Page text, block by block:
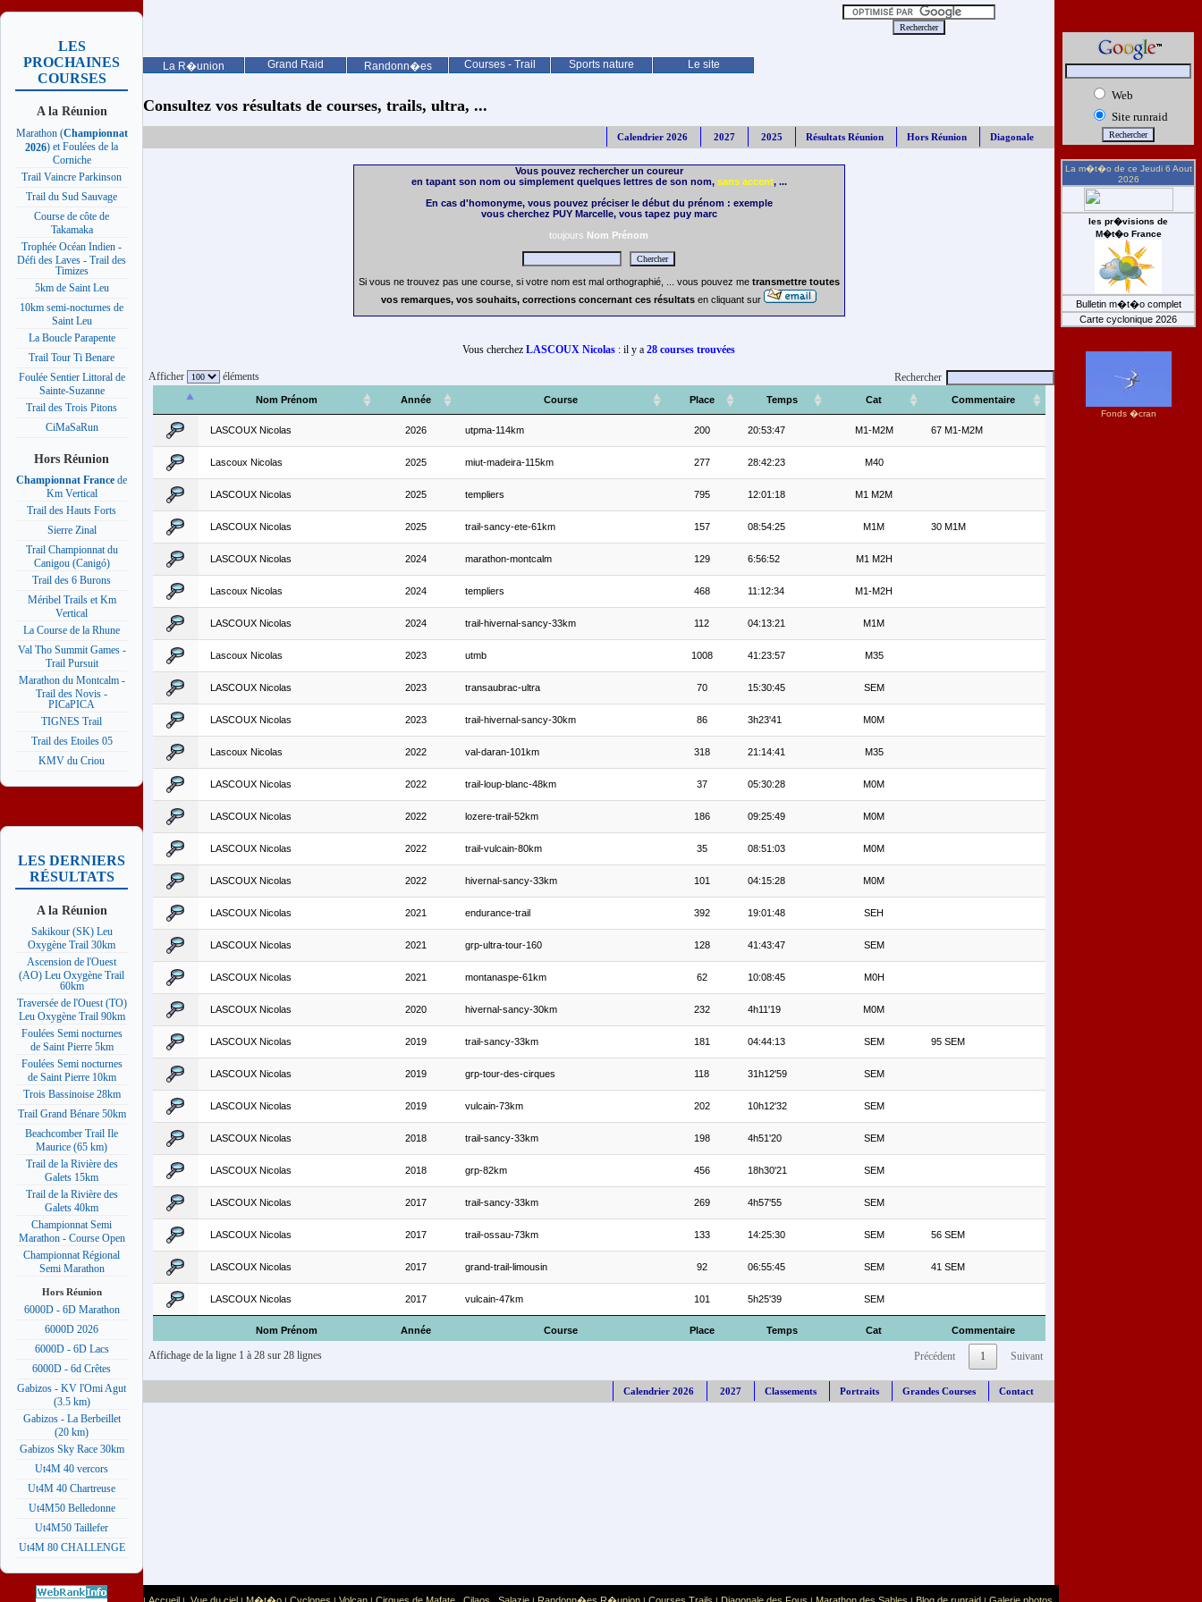
La R�union Grand Raid Randonn�es Courses - Trail Sports nature Le site
LES
PROCHAINES
COURSES
A la Réunion
Marathon (Championnat
2026) et Foulées de la
Corniche
Trail Vaincre Parkinson
Trail du Sud Sauvage
Course de côte de
Takamaka
Trophée Océan Indien -
Défi des Laves - Trail des
Timizes
5km de Saint Leu
10km semi-nocturnes de
Saint Leu
La Boucle Parapente
Trail Tour Ti Benare
Foulée Sentier Littoral de
Sainte-Suzanne
Trail des Trois Pitons
CiMaSaRun
Hors Réunion
Championnat France de
Km Vertical
Trail des Hauts Forts
Sierre Zinal
Trail Championnat du
Canigou (Canigó)
Trail des 6 Burons
Méribel Trails et Km
Vertical
La Course de la Rhune
Val Tho Summit Games -
Trail Pursuit
Marathon du Montcalm -
Trail des Novis -
PICaPICA
TIGNES Trail
Trail des Etoiles 05
KMV du Criou
LES DERNIERS
RÉSULTATS
A la Réunion
Sakikour (SK) Leu
Oxygène Trail 30km
Ascension de l'Ouest
(AO) Leu Oxygène Trail
60km
Traversée de l'Ouest (TO)
Leu Oxygène Trail 90km
Foulées Semi nocturnes
de Saint Pierre 5km
Foulées Semi nocturnes
de Saint Pierre 10km
Trois Bassinoise 28km
Trail Grand Bénare 50km
Beachcomber Trail Ile
Maurice (65 km)
Trail de la Rivière des
Galets 15km
Trail de la Rivière des
Galets 40km
Championnat Semi
Marathon - Course Open
Championnat Régional
Semi Marathon
Hors Réunion
6000D - 6D Marathon
6000D 2026
6000D - 6D Lacs
6000D - 6d Crêtes
Gabizos - KV l'Omi Agut
(3.5 km)
Gabizos - La Berbeillet
(20 km)
Gabizos Sky Race 30km
Ut4M 40 vercors
Ut4M 40 Chartreuse
Ut4M50 Belledonne
Ut4M50 Taillefer
Ut4M 80 CHALLENGE
Consultez vos résultats de courses, trails, ultra, ...
Calendrier 2026 2027 2025 Résultats Réunion Hors Réunion Diagonale
Vous pouvez rechercher un coureur
en tapant son nom ou simplement quelques lettres de son nom, sans accent, ...
En cas d'homonyme, vous pouvez préciser le début du prénom : exemple
vous cherchez PUY Marcelle, vous tapez puy marc
toujours Nom Prénom
Si vous ne trouvez pas une course, si votre nom est mal orthographié, ... vous pouvez me transmettre toutes
vos remarques, vos souhaits, corrections concernant ces résultats en cliquant sur
Vous cherchez LASCOUX Nicolas : il y a 28 courses trouvées
Afficher éléments Rechercher
Nom Prénom Année Course Place Temps Cat Commentaire
Nom Prénom Année Course Place Temps Cat Commentaire
LASCOUX Nicolas 2026 utpma-114km 200 20:53:47 M1-M2M 67 M1-M2M
Lascoux Nicolas 2025 miut-madeira-115km 277 28:42:23 M40
LASCOUX Nicolas 2025 templiers 795 12:01:18 M1 M2M
LASCOUX Nicolas 2025 trail-sancy-ete-61km 157 08:54:25 M1M 30 M1M
LASCOUX Nicolas 2024 marathon-montcalm 129 6:56:52 M1 M2H
Lascoux Nicolas 2024 templiers 468 11:12:34 M1-M2H
LASCOUX Nicolas 2024 trail-hivernal-sancy-33km 112 04:13:21 M1M
Lascoux Nicolas 2023 utmb 1008 41:23:57 M35
LASCOUX Nicolas 2023 transaubrac-ultra 70 15:30:45 SEM
LASCOUX Nicolas 2023 trail-hivernal-sancy-30km 86 3h23'41 M0M
Lascoux Nicolas 2022 val-daran-101km 318 21:14:41 M35
LASCOUX Nicolas 2022 trail-loup-blanc-48km 37 05:30:28 M0M
LASCOUX Nicolas 2022 lozere-trail-52km 186 09:25:49 M0M
LASCOUX Nicolas 2022 trail-vulcain-80km 35 08:51:03 M0M
LASCOUX Nicolas 2022 hivernal-sancy-33km 101 04:15:28 M0M
LASCOUX Nicolas 2021 endurance-trail 392 19:01:48 SEH
LASCOUX Nicolas 2021 grp-ultra-tour-160 128 41:43:47 SEM
LASCOUX Nicolas 2021 montanaspe-61km 62 10:08:45 M0H
LASCOUX Nicolas 2020 hivernal-sancy-30km 232 4h11'19 M0M
LASCOUX Nicolas 2019 trail-sancy-33km 181 04:44:13 SEM 95 SEM
LASCOUX Nicolas 2019 grp-tour-des-cirques 118 31h12'59 SEM
LASCOUX Nicolas 2019 vulcain-73km 202 10h12'32 SEM
LASCOUX Nicolas 2018 trail-sancy-33km 198 4h51'20 SEM
LASCOUX Nicolas 2018 grp-82km 456 18h30'21 SEM
LASCOUX Nicolas 2017 trail-sancy-33km 269 4h57'55 SEM
LASCOUX Nicolas 2017 trail-ossau-73km 133 14:25:30 SEM 56 SEM
LASCOUX Nicolas 2017 grand-trail-limousin 92 06:55:45 SEM 41 SEM
LASCOUX Nicolas 2017 vulcain-47km 101 5h25'39 SEM
Affichage de la ligne 1 à 28 sur 28 lignes Précédent 1 Suivant
Calendrier 2026 2027 Classements Portraits Grandes Courses Contact
Web
Site runraid
La m�t�o de ce Jeudi 6 Aout
2026
les pr�visions de
M�t�o France
Bulletin m�t�o complet
Carte cyclonique 2026
Fonds �cran